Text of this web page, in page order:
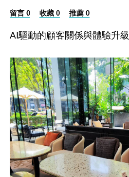
留言 0 收藏 0 推薦 0
AI驅動的顧客關係與體驗升級